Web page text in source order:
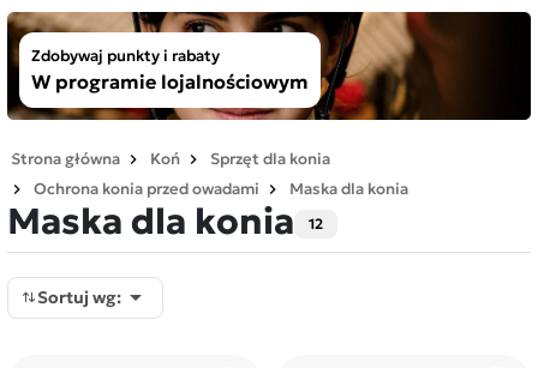
Zdobywaj punkty i rabaty
W programie lojalnościowym
Strona główna Koń
Sprzęt dla konia
Ochrona konia przed owadami
Maska dla konia
Maska dla konia 12
Sortuj wg: 